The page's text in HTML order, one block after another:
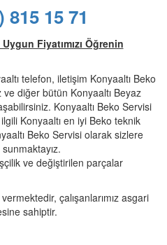
815 15 71
Fiyatımızı Öğrenin
telefon, iletişim Konyaaltı Beko
diğer bütün Konyaaltı Beyaz
Konyaaltı Beko Servisi
Konyaaltı en iyi Beko teknik
Beko Servisi olarak sizlere
ve değiştirilen parçalar
çalışanlarımız asgari
sahiptir.